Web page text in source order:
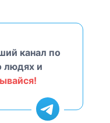
канал по
людях и